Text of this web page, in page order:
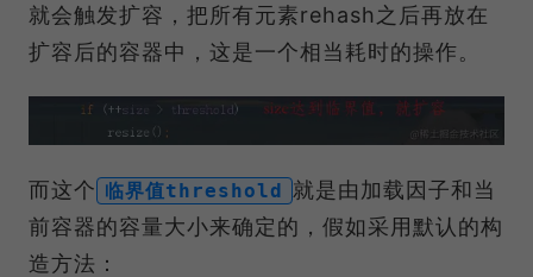
就会触发扩容，把所有元素rehash之后再放在
扩容后的容器中，这是一个相当耗时的操作。
而这个 临界值threshold 就是由加载因子和当
前容器的容量大小来确定的，假如采用默认的构
造方法：